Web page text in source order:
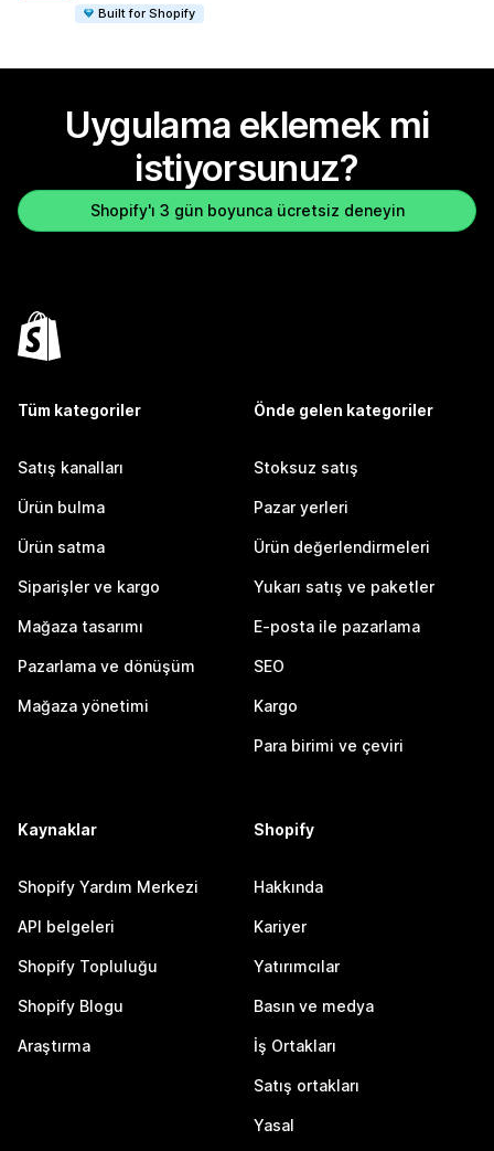
Built for Shopify
Uygulama eklemek mi
istiyorsunuz?
Shopify'ı 3 gün boyunca ücretsiz deneyin
Tüm kategoriler
Satış kanalları
Ürün bulma
Ürün satma
Siparişler ve kargo
Mağaza tasarımı
Pazarlama ve dönüşüm
Mağaza yönetimi
Önde gelen kategoriler
Stoksuz satış
Pazar yerleri
Ürün değerlendirmeleri
Yukarı satış ve paketler
E-posta ile pazarlama
SEO
Kargo
Para birimi ve çeviri
Kaynaklar
Shopify Yardım Merkezi
API belgeleri
Shopify Topluluğu
Shopify Blogu
Araştırma
Shopify
Hakkında
Kariyer
Yatırımcılar
Basın ve medya
İş Ortakları
Satış ortakları
Yasal